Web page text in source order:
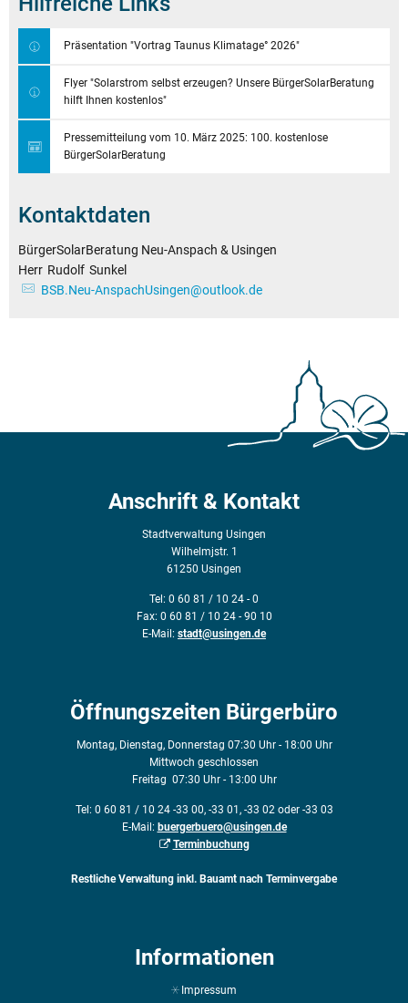
Präsentation "Vortrag Taunus Klimatage° 2026"
Flyer "Solarstrom selbst erzeugen? Unsere BürgerSolarBeratung
hilft Ihnen kostenlos"
Pressemitteilung vom 10. März 2025: 100. kostenlose
BürgerSolarBeratung
Kontaktdaten
BürgerSolarBeratung Neu-Anspach & Usingen
Herr Rudolf Sunkel
BSB.Neu-AnspachUsingen@outlook.de
Anschrift & Kontakt
Stadtverwaltung Usingen
Wilhelmjstr. 1
61250 Usingen
Tel: 0 60 81 / 10 24 - 0
Fax: 0 60 81 / 10 24 - 90 10
E-Mail: stadt@usingen.de
Öffnungszeiten Bürgerbüro
Montag, Dienstag, Donnerstag 07:30 Uhr - 18:00 Uhr
Mittwoch geschlossen
Freitag 07:30 Uhr - 13:00 Uhr
Tel: 0 60 81 / 10 24 -33 00, -33 01, -33 02 oder -33 03
E-Mail: buergerbuero@usingen.de
Terminbuchung
Restliche Verwaltung inkl. Bauamt nach Terminvergabe
Informationen
Impressum